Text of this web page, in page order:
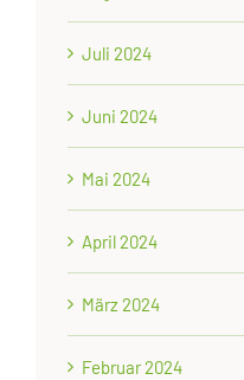
Juli 2024
Juni 2024
Mai 2024
April 2024
März 2024
Februar 2024